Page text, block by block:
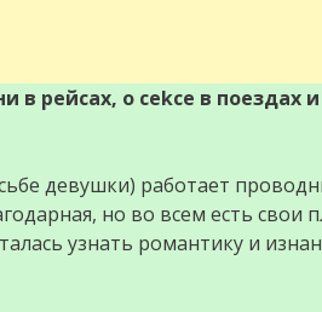
рейсах, о сekсе в поездах и
девушки) работает
но во всем есть свои
узнать романтику и